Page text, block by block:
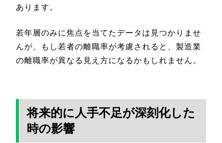
あります。
若年層のみに焦点を当てたデータは見つかりませ
んが、もし若者の離職率が考慮されると、製造業
の離職率が異なる見え方になるかもしれません。
将来的に人手不足が深刻化した
時の影響